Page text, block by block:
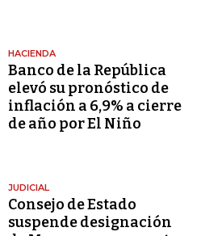
HACIENDA
Banco de la República
elevó su pronóstico de
inflación a 6,9% a cierre
de año por El Niño
JUDICIAL
Consejo de Estado
suspende designación